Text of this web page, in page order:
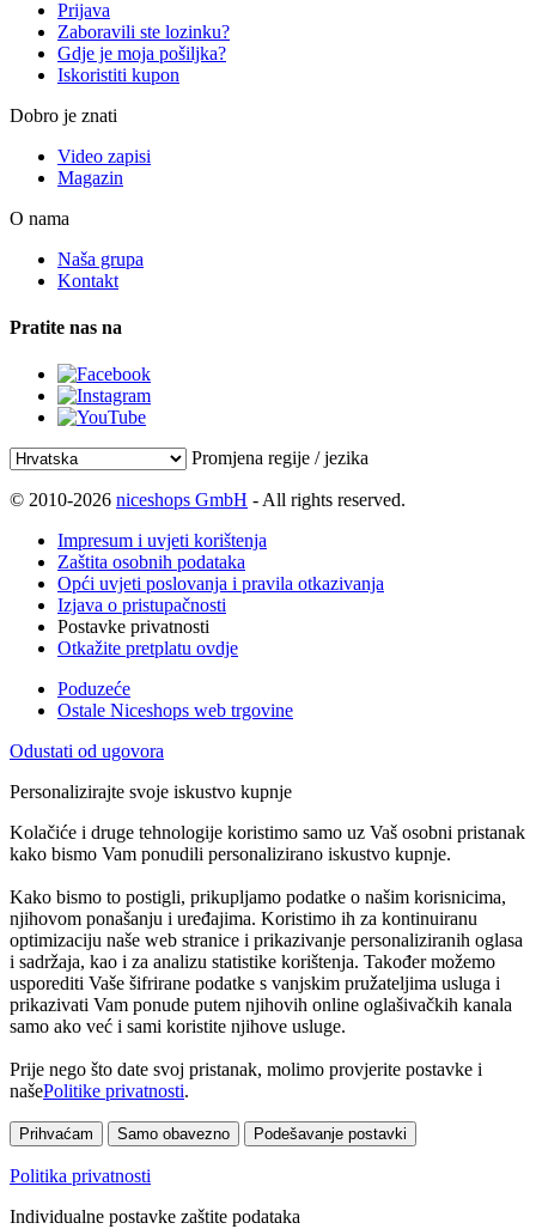
Prijava
Zaboravili ste lozinku?
Gdje je moja pošiljka?
Iskoristiti kupon
Dobro je znati
Video zapisi
Magazin
O nama
Naša grupa
Kontakt
Pratite nas na
Promjena regije / jezika
© 2010-2026 niceshops GmbH - All rights reserved.
Impresum i uvjeti korištenja
Zaštita osobnih podataka
Opći uvjeti poslovanja i pravila otkazivanja
Izjava o pristupačnosti
Postavke privatnosti
Otkažite pretplatu ovdje
Poduzeće
Ostale Niceshops web trgovine
Odustati od ugovora
Personalizirajte svoje iskustvo kupnje
Kolačiće i druge tehnologije koristimo samo uz Vaš osobni pristanak
kako bismo Vam ponudili personalizirano iskustvo kupnje.
Kako bismo to postigli, prikupljamo podatke o našim korisnicima,
njihovom ponašanju i uređajima. Koristimo ih za kontinuiranu
optimizaciju naše web stranice i prikazivanje personaliziranih oglasa
i sadržaja, kao i za analizu statistike korištenja. Također možemo
usporediti Vaše šifrirane podatke s vanjskim pružateljima usluga i
prikazivati Vam ponude putem njihovih online oglašivačkih kanala
samo ako već i sami koristite njihove usluge.
Prije nego što date svoj pristanak, molimo provjerite postavke i
našePolitike privatnosti.
Prihvaćam Samo obavezno Podešavanje postavki
Politika privatnosti
Individualne postavke zaštite podataka